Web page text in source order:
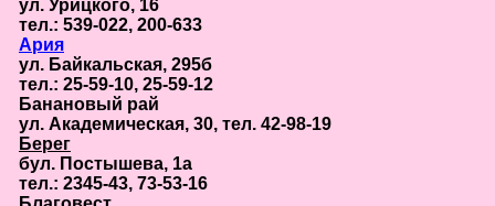
ул. Урицкого, 16
тел.: 539-022, 200-633
Ария
ул. Байкальская, 295б
тел.: 25-59-10, 25-59-12
Банановый рай
ул. Академическая, 30, тел. 42-98-19
Берег
бул. Постышева, 1а
тел.: 2345-43, 73-53-16